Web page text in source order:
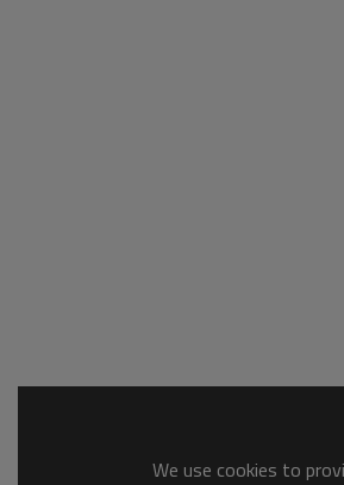
We use cookies to